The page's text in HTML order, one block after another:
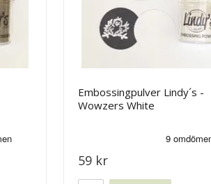
Embossingpulver Lindy´s -
Wowzers White
59 kr